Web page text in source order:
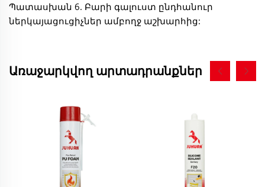
Պատասխան 6. Բարի գալուստ ընդհանուր
ներկայացուցիչներ ամբողջ աշխարհից:
Առաջարկվող արտադրանքներ